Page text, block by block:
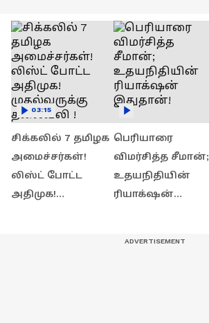
சிக்கலில் 7 தமிழக
அமைச்சர்கள்!
லிஸ்ட் போட்ட
அதிமுக!
03:15
பெரியாரை
விமர்சித்த சீமான்;
உதயநிதியின்
ரியாக்‌ஷன்